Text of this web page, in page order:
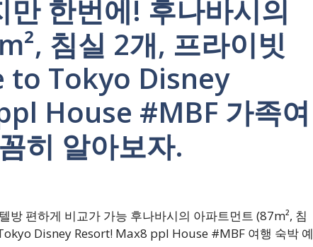
한번에! 후나바시의
침실 2개, 프라이빗
to Tokyo Disney
House #MBF 가족여
히 알아보자.
방 편하게 비교가 가능 후나바시의 아파트먼트 (87m², 침
Disney Resort! Max8 ppl House #MBF 여행 숙박 예